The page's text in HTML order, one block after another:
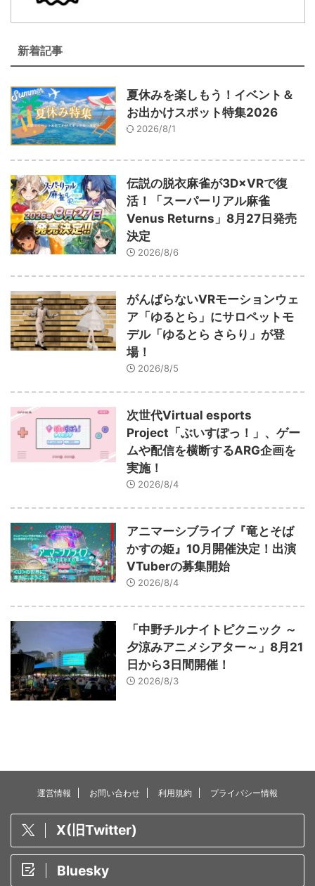
新着記事
夏休みを楽しもう！イベント＆
お出かけスポット特集2026
2026/8/1
伝説の脱衣麻雀が3D×VRで復
活！「スーパーリアル麻雀
Venus Returns」8月27日発売
決定
2026/8/6
がんばらないVRモーションウェ
ア「ゆるとら」にサロペットモ
デル「ゆるとら さらり」が登
場！
2026/8/5
次世代Virtual esports
Project「ぶいすぽっ！」、ゲー
ムや配信を横断するARG企画を
実施！
2026/8/4
アニマーシブライブ『竜とそば
かすの姫』10月開催決定！出演
VTuberの募集開始
2026/8/4
「中野チルナイトピクニック ～
夕涼みアニメシアター～」8月21
日から3日間開催！
2026/8/3
運営情報 お問い合わせ 利用規約 プライバシー情報
X(旧Twitter)
Bluesky